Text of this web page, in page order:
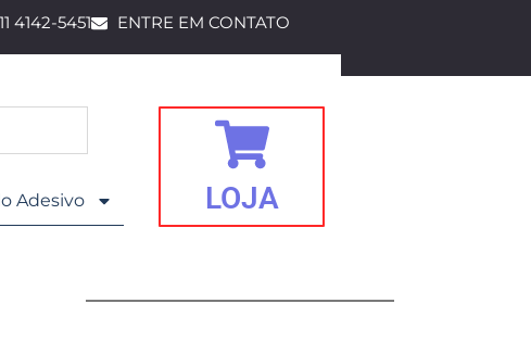
4142-5451 ENTRE EM CONTATO
Adesivo LOJA